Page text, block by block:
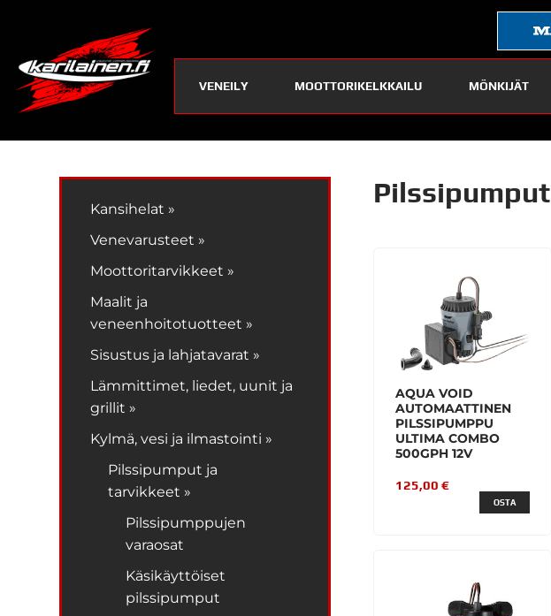
VENEILY MOOTTORIKELKKAILU MÖNKIJÄT
Kansihelat »
Venevarusteet »
Moottoritarvikkeet »
Maalit ja
veneenhoitotuotteet »
Sisustus ja lahjatavarat »
Lämmittimet, liedet, uunit ja
grillit »
Kylmä, vesi ja ilmastointi »
Pilssipumput ja
tarvikkeet »
Pilssipumppujen
varaosat
Käsikäyttöiset
pilssipumput
Pilssipumput
AQUA VOID
AUTOMAATTINEN
PILSSIPUMPPU
ULTIMA COMBO
500GPH 12V
125,00 €
OSTA